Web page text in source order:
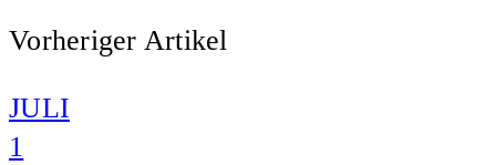
Vorheriger Artikel
JULI
1